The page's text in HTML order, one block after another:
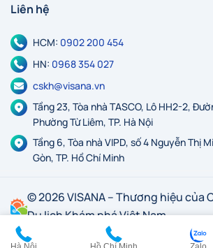
Liên hệ
HCM: 0902 200 454
HN: 0968 354 027
cskh@visana.vn
Tầng 23, Tòa nhà TASCO, Lô HH2-2,
Phường Từ Liêm, TP. Hà Nội
Tầng 6, Tòa nhà VIPD, số 4 Nguyễn Thị
Gòn, TP. Hồ Chí Minh
© 2026 VISANA – Thương hiệu của
Du lịch Khám phá Việt Nam